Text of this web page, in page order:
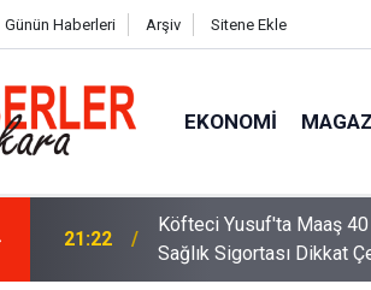
Günün Haberleri Arşiv Sitene Ekle
EKONOMI
ve
12:33 Sürücüler Dikkat! Yeni